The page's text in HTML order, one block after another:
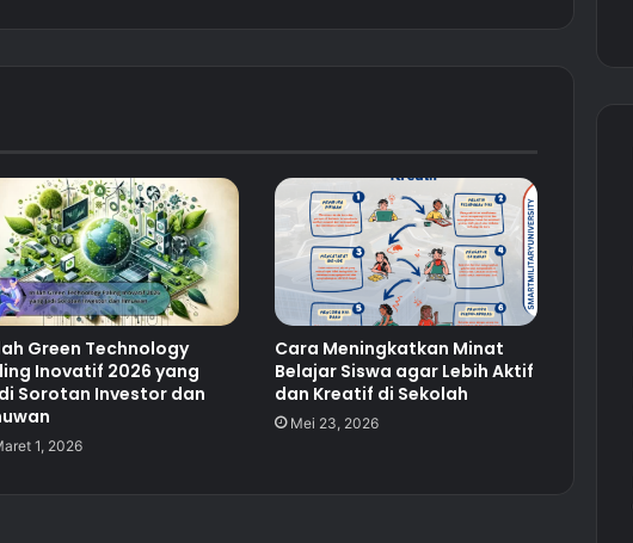
Green Technology
Inovatif 2026 yang
Sorotan Investor dan
1, 2026
Cara Meningkatkan Minat
Belajar Siswa agar Lebih Aktif
dan Kreatif di Sekolah
Mei 23, 2026